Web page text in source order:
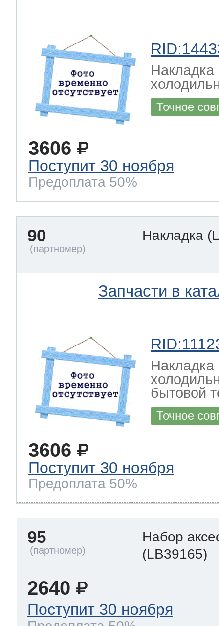
Точное
3606
Поступит 30 ноября
Предоплата 50%
90 Накладка
Запчасти в
Накладка
бытовой
Точное
3606
Поступит 30 ноября
Предоплата 50%
95
Набор
(LB39165)
2640
Поступит 30 ноября